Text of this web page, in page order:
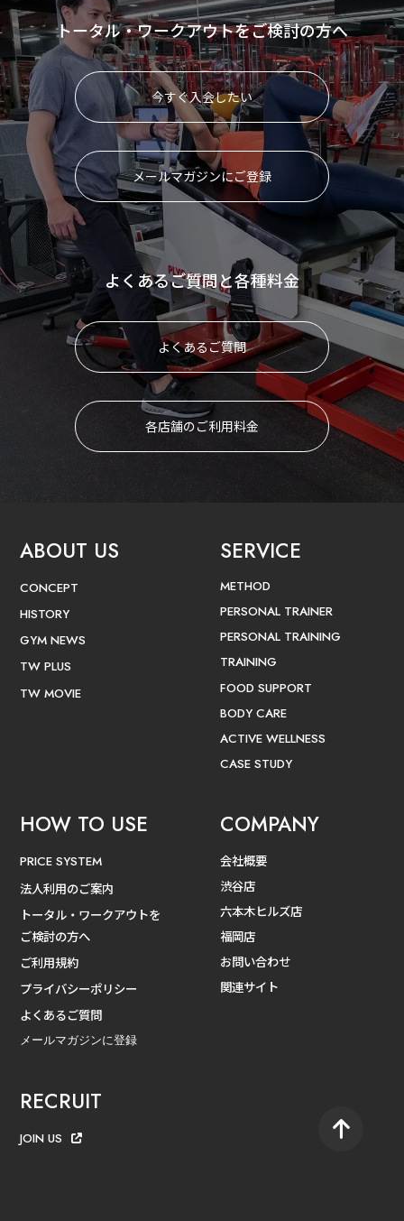
トータル・ワークアウトをご検討の方へ
今すぐ入会したい
メールマガジンにご登録
よくあるご質問と各種料金
よくあるご質問
各店舗のご利用料金
ABOUT US
CONCEPT
HISTORY
GYM NEWS
TW PLUS
TW MOVIE
SERVICE
METHOD
PERSONAL TRAINER
PERSONAL TRAINING
TRAINING
FOOD SUPPORT
BODY CARE
ACTIVE WELLNESS
CASE STUDY
HOW TO USE
PRICE SYSTEM
法人利用のご案内
トータル・ワークアウトを
ご検討の方へ
ご利用規約
プライバシーポリシー
よくあるご質問
メールマガジンに登録
COMPANY
会社概要
渋谷店
六本木ヒルズ店
福岡店
お問い合わせ
関連サイト
RECRUIT
JOIN US